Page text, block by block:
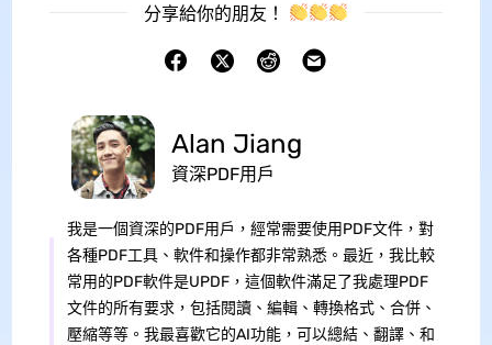
分享給你的朋友！
Alan Jiang
資深PDF用戶
我是一個資深的PDF用戶，經常需要使用PDF文件，對
各種PDF工具、軟件和操作都非常熟悉。最近，我比較
常用的PDF軟件是UPDF，這個軟件滿足了我處理PDF
文件的所有要求，包括閱讀、編輯、轉換格式、合併、
壓縮等等。我最喜歡它的AI功能，可以總結、翻譯、和